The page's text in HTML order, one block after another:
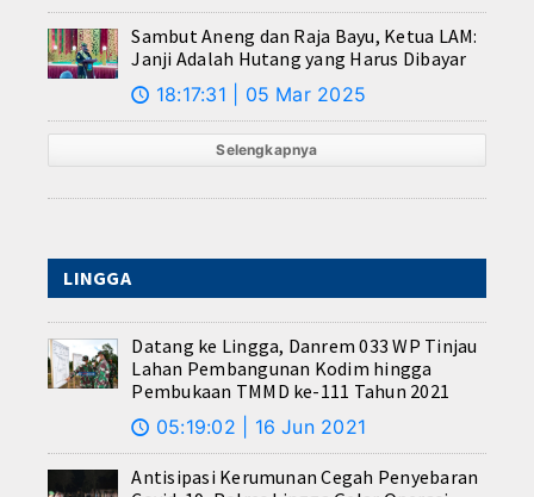
Sambut Aneng dan Raja Bayu, Ketua LAM:
Janji Adalah Hutang yang Harus Dibayar
🕔 18:17:31 | 05 Mar 2025
Selengkapnya
LINGGA
Datang ke Lingga, Danrem 033 WP Tinjau
Lahan Pembangunan Kodim hingga
Pembukaan TMMD ke-111 Tahun 2021
🕔 05:19:02 | 16 Jun 2021
Antisipasi Kerumunan Cegah Penyebaran